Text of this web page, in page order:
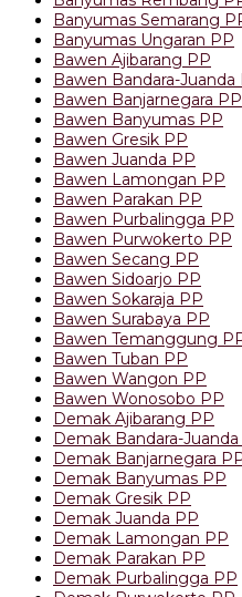
Banyumas Semarang
Banyumas Ungaran PP
Bawen Ajibarang PP
Bawen Bandara-Juanda
Bawen Banjarnegara PP
Bawen Banyumas PP
Bawen Gresik PP
Bawen Juanda PP
Bawen Lamongan PP
Bawen Parakan PP
Bawen Purbalingga PP
Bawen Purwokerto PP
Bawen Secang PP
Bawen Sidoarjo PP
Bawen Sokaraja PP
Bawen Surabaya PP
Bawen Temanggung
Bawen Tuban PP
Bawen Wangon PP
Bawen Wonosobo PP
Demak Ajibarang PP
Demak Bandara-
Demak Banjarnegara
Demak Banyumas PP
Demak Gresik PP
Demak Juanda PP
Demak Lamongan PP
Demak Parakan PP
Demak Purbalingga PP